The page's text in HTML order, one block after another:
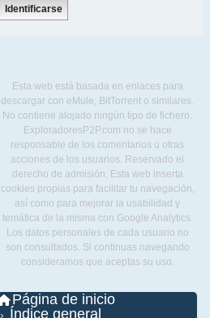
Esta web está basada en enlaces para
descargar con eMule, BitTorrent o similares.
No contiene alojado ningún tipo de fichero.
ExploradoresP2P.com no se hace
responsable de los comentarios u otras
acciones de los usuarios. Reservado el
derecho de admisión. Esta web inserta
cookies propias para facilitar tu navegación,
así como para mejorar la usabilidad y
temática de la misma con Google Analytics.
Los datos personales de cada usuario no
son consultados. Si continuas navegando
consideramos que aceptas su uso.
Página de inicio
Índice general